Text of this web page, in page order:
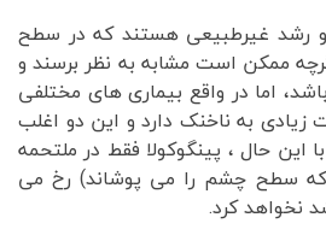
رشد غیرطبیعی هستند که در سطح
ممکن است مشابه به نظر برسند و
اما در واقع بیماری های مختلفی
زیادی به ناخنک دارد و این دو اغلب
این حال ، پینگوکولا فقط در ملتحمه
سطح چشم را می پوشاند) رخ می
نخواهد کرد.